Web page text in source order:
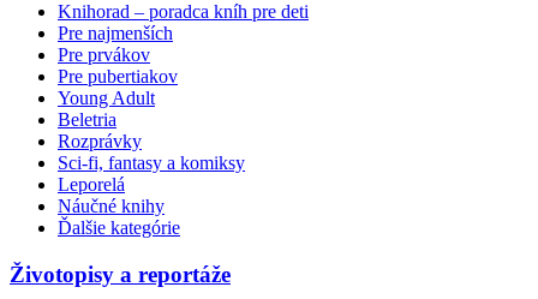
Knihorad – poradca kníh pre deti
Pre najmenších
Pre prvákov
Pre pubertiakov
Young Adult
Beletria
Rozprávky
Sci-fi, fantasy a komiksy
Leporelá
Náučné knihy
Ďalšie kategórie
Životopisy a reportáže